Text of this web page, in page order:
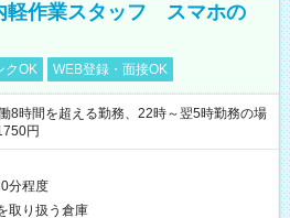
軽作業スタッフ スマホの
クOK WEB登録・面接OK
時間を超える勤務、22時～翌5時勤務の場
円
分程度
取り扱う倉庫